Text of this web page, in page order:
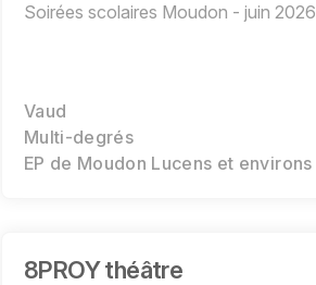
Soirées scolaires Moudon - juin 2026
Vaud
Multi-degrés
EP de Moudon Lucens et environs
8PROY théâtre